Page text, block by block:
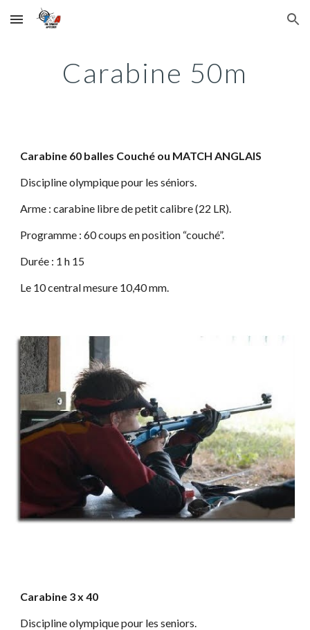
Skip to main content Skip to navigation
Carabine 50m
Carabine 60 balles Couché ou MATCH ANGLAIS
Discipline olympique pour les séniors.
Arme : carabine libre de petit calibre (22 LR).
Programme : 60 coups en position “couché”.
Durée : 1 h 15
Le 10 central mesure 10,40 mm.
Carabine 3 x 40
Discipline olympique pour les seniors.